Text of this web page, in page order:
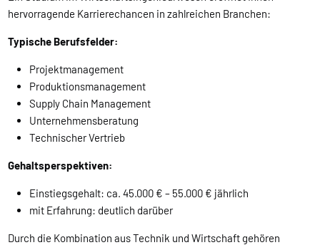
hervorragende Karrierechancen in zahlreichen Branchen:
Typische Berufsfelder:
Projektmanagement
Produktionsmanagement
Supply Chain Management
Unternehmensberatung
Technischer Vertrieb
Gehaltsperspektiven:
Einstiegsgehalt: ca. 45.000 € – 55.000 € jährlich
mit Erfahrung: deutlich darüber
Durch die Kombination aus Technik und Wirtschaft gehören